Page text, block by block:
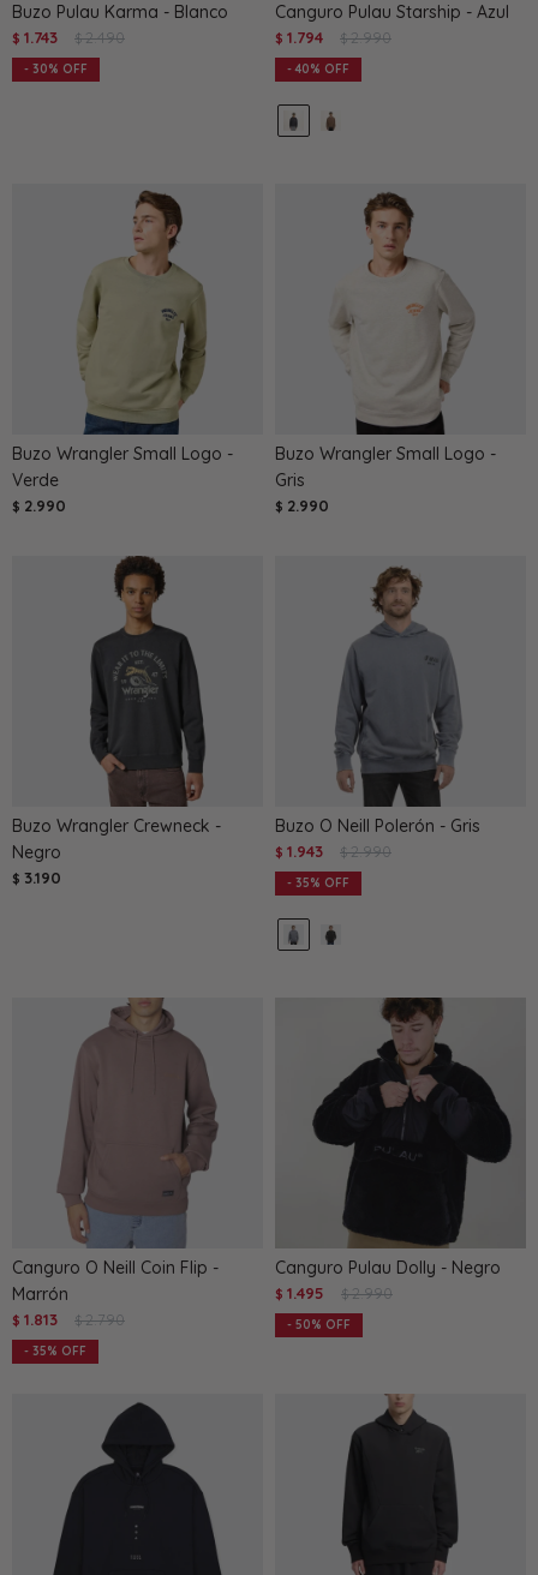
Buzo Pulau Karma - Blanco
$ 1.743 $ 2.490
30
Canguro Pulau Starship - Azul
$ 1.794 $ 2.990
40
Buzo Wrangler Small Logo -
Verde
$ 2.990
Buzo Wrangler Small Logo -
Gris
$ 2.990
Buzo Wrangler Crewneck -
Negro
$ 3.190
Buzo O Neill Polerón - Gris
$ 1.943 $ 2.990
35
Canguro O Neill Coin Flip -
Marrón
$ 1.813 $ 2.790
35
Canguro Pulau Dolly - Negro
$ 1.495 $ 2.990
50